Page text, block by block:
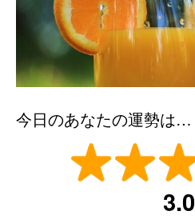
今日のあなたの運勢は…
3.0